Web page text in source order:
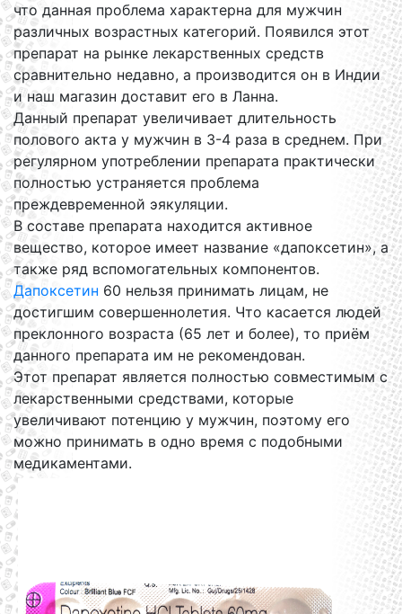
что данная проблема характерна для мужчин
различных возрастных категорий. Появился этот
препарат на рынке лекарственных средств
сравнительно недавно, а производится он в Индии
и наш магазин доставит его в Ланна.
Данный препарат увеличивает длительность
полового акта у мужчин в 3-4 раза в среднем. При
регулярном употреблении препарата практически
полностью устраняется проблема
преждевременной эякуляции.
В составе препарата находится активное
вещество, которое имеет название «дапоксетин», а
также ряд вспомогательных компонентов.
Дапоксетин 60 нельзя принимать лицам, не
достигшим совершеннолетия. Что касается людей
преклонного возраста (65 лет и более), то приём
данного препарата им не рекомендован.
Этот препарат является полностью совместимым с
лекарственными средствами, которые
увеличивают потенцию у мужчин, поэтому его
можно принимать в одно время с подобными
медикаментами.